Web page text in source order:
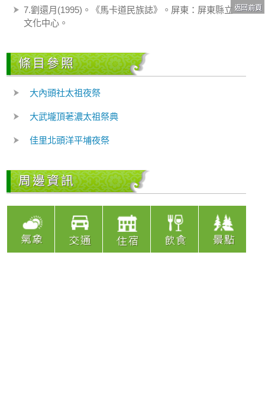
7.劉還月(1995)。《馬卡道民族誌》。屏東：屏東縣立
文化中心。
條目參照
大內頭社太祖夜祭
大武壠頂荖濃太祖祭典
佳里北頭洋平埔夜祭
周邊資訊